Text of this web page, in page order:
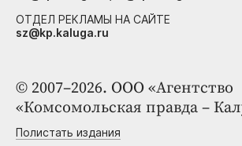
© 2007–2026. ООО «Агентство
«Комсомольская правда –
Полистать издания
ОТДЕЛ РЕКЛАМЫ НА САЙТЕ
sz@kp.kaluga.ru